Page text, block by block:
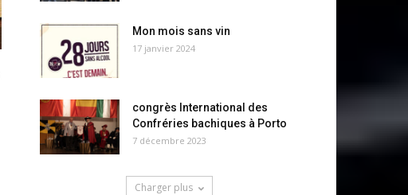
Mon mois sans vin
17 janvier 2024
congrès International des
Confréries bachiques à Porto
7 décembre 2023
Charger plus